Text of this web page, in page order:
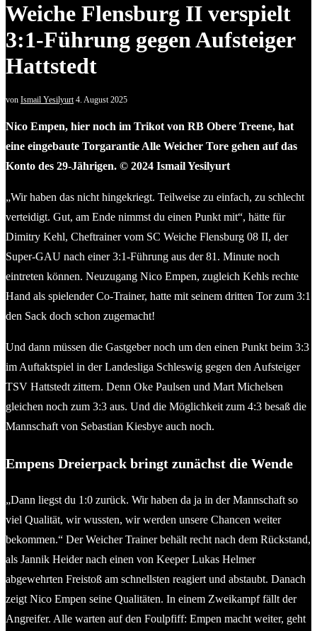
Weiche Flensburg II verspielt
3:1-Führung gegen Aufsteiger
Hattstedt
von Ismail Yesilyurt 4. August 2025
Nico Empen, hier noch im Trikot von RB Obere Treene, hat
eine eingebaute Torgarantie Alle Weicher Tore gehen auf das
Konto des 29-Jährigen. © 2024 Ismail Yesilyurt
„Wir haben das nicht hingekriegt. Teilweise zu einfach, zu schlecht
verteidigt. Gut, am Ende nimmst du einen Punkt mit“, hätte für
Dimitry Kehl, Cheftrainer vom SC Weiche Flensburg 08 II, der
Super-GAU nach einer 3:1-Führung aus der 81. Minute noch
eintreten können. Neuzugang Nico Empen, zugleich Kehls rechte
Hand als spielender Co-Trainer, hatte mit seinem dritten Tor zum 3:1
den Sack doch schon zugemacht!
Und dann müssen die Gastgeber noch um den einen Punkt beim 3:3
im Auftaktspiel in der Landesliga Schleswig gegen den Aufsteiger
TSV Hattstedt zittern. Denn Oke Paulsen und Mart Michelsen
gleichen noch zum 3:3 aus. Und die Möglichkeit zum 4:3 besaß die
Mannschaft von Sebastian Kiesbye auch noch.
Empens Dreierpack bringt zunächst die Wende
„Dann liegst du 1:0 zurück. Wir haben da ja in der Mannschaft so
viel Qualität, wir wussten, wir werden unsere Chancen weiter
bekommen.“ Der Weicher Trainer behält recht nach dem Rückstand,
als Jannik Heider nach einen von Keeper Lukas Helmer
abgewehrten Freistoß am schnellsten reagiert und abstaubt. Danach
zeigt Nico Empen seine Qualitäten. In einem Zweikampf fällt der
Angreifer. Alle warten auf den Foulpfiff: Empen macht weiter, geht